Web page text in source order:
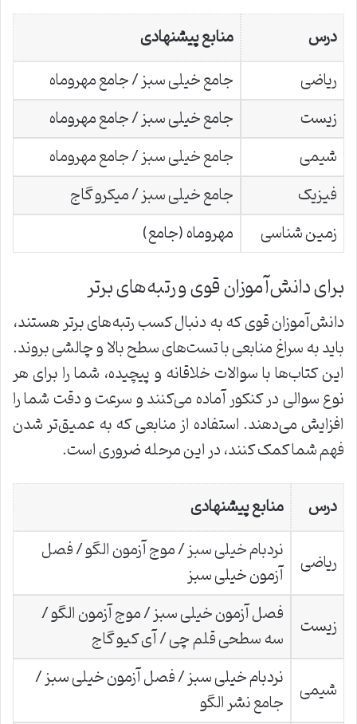
درس
منابع پیشنهادی
ریاضی
جامع خیلی سبز / جامع مهروماه
زیست
جامع خیلی سبز / جامع مهروماه
شیمی
جامع خیلی سبز / جامع مهروماه
فیزیک
جامع خیلی سبز / میکرو گاج
زمین شناسی
مهروماه (جامع)
برای دانش‌آموزان قوی و رتبه‌های برتر
دانش‌آموزان قوی که به دنبال کسب رتبه‌های برتر هستند،
باید به سراغ منابعی با تست‌های سطح بالا و چالشی بروند.
این کتاب‌ها با سوالات خلاقانه و پیچیده، شما را برای هر
نوع سوالی در کنکور آماده می‌کنند و سرعت و دقت شما را
افزایش می‌دهند. استفاده از منابعی که به عمیق‌تر شدن
فهم شما کمک کنند، در این مرحله ضروری است.
درس
منابع پیشنهادی
ریاضی نردبام خیلی سبز / موج آزمون الگو / فصل
آزمون خیلی سبز
زیست فصل آزمون خیلی سبز / موج آزمون الگو /
سه سطحی قلم چی / آی کیو گاج
شیمی نردبام خیلی سبز / فصل آزمون خیلی سبز /
جامع نشر الگو